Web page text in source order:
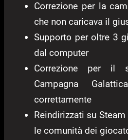
Correzione per la
che non caricava il
Supporto per oltre 3
dal computer
Correzione per il
Campagna
correttamente
Reindirizzati su
le comunità dei